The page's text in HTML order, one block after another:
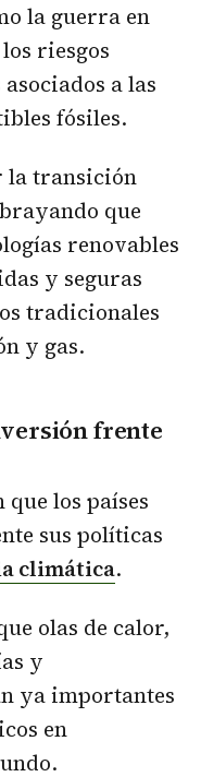
la guerra en
riesgos
a las
fósiles.
la transición
que
renovables
y seguras
tradicionales
y gas.
frente
los países
sus políticas
climática.
olas de calor,
y
ya importantes
en